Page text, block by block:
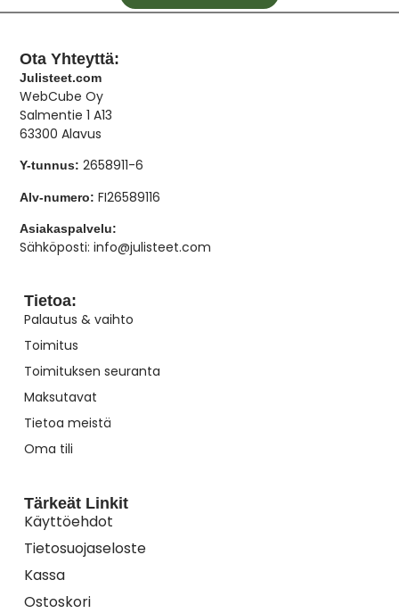
Tietoa:
Palautus & vaihto
Toimitus
Toimituksen seuranta
Maksutavat
Tietoa meistä
Oma tili
Tärkeät Linkit
Käyttöehdot
Tietosuojaseloste
Kassa
Ostoskori
Ota Yhteyttä:
Julisteet.com
WebCube Oy
Salmentie 1 A13
63300 Alavus
Y-tunnus: 2658911-6
Alv-numero: FI26589116
Asiakaspalvelu:
Sähköposti: info@julisteet.com